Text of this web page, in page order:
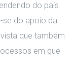
do país
se do apoio da
que também
em que